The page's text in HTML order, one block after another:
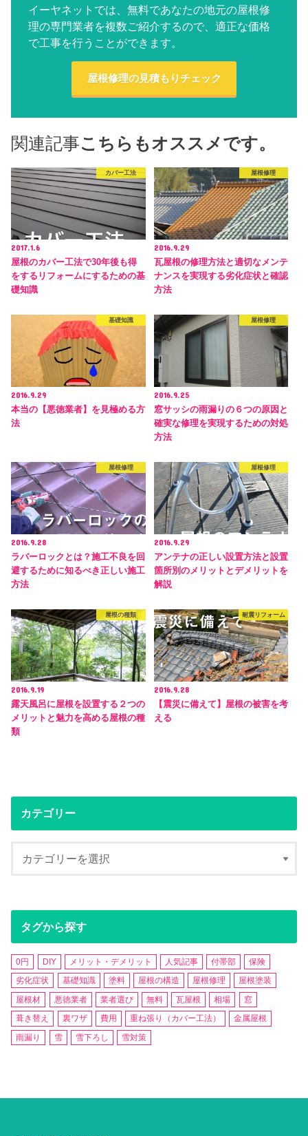
イーヤネットでは、無料であなたの地元の屋根修
理の専門業者を複数ご紹介するので、適正な価格
で工事を行うことができます。
屋根修理の見積もりチェック
関連記事こちらもオススメです。
カバー工法
2017.1.6
屋根のカバー工法で30年後も得
をするリフォームにするための基
礎知識
屋根修理
2016.9.29
瓦屋根の修理方法と適切なメンテ
ナンスを実現する劣化症状と確認
方法
基礎知識
2016.9.29
本当の【悪徳業者】を見極める方
法
屋根修理
2016.9.25
窓サッシの雨漏りの６つの原因と
確実な修理を実現するための対処
方法
屋根修理
2016.9.28
ラバーロックとは？施工不良を回
避するために知るべき正しい施工
方法
屋根修理
2016.9.29
アンテナの正しい設置方法と設置
箇所別のメリットとデメリットを
解説
屋根の種類
2016.9.19
露天風呂に屋根を設置する２つの
メリットと魅力を高める屋根の種
類
耐震リフォーム
2016.9.28
【震災に備えて】屋根の被害を考
える
カテゴリー
タグから探す
0円 DIY メリット・デメリット 人気記事 付帯部
保険
劣化症状
基礎知識 塗料 屋根の構造 屋根修理
屋根塗装
屋根材
悪徳業者 業者選び 無料 瓦屋根 相場
窓
葺き替え
裏ワザ 費用 重ね張り（カバー工法）
金属屋根
雨漏り
雪 雪下ろし 雪対策